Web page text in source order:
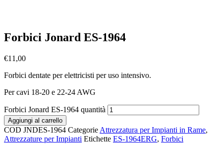
Forbici Jonard ES-1964
€11,00
Forbici dentate per elettricisti per uso intensivo.
Per cavi 18-20 e 22-24 AWG
Forbici Jonard ES-1964 quantità
Aggiungi al carrello
COD JNDES-1964 Categorie Attrezzatura per Impianti in Rame,
Attrezzature per Impianti Etichette ES-1964ERG, Forbici